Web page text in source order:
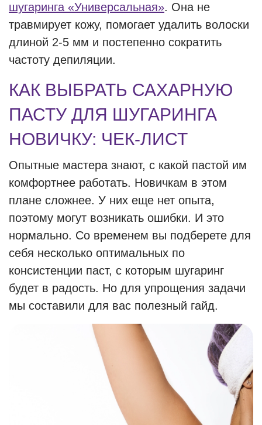
шугаринга «Универсальная». Она не
травмирует кожу, помогает удалить волоски
длиной 2-5 мм и постепенно сократить
частоту депиляции.
КАК ВЫБРАТЬ САХАРНУЮ
ПАСТУ ДЛЯ ШУГАРИНГА
НОВИЧКУ: ЧЕК-ЛИСТ
Опытные мастера знают, с какой пастой им
комфортнее работать. Новичкам в этом
плане сложнее. У них еще нет опыта,
поэтому могут возникать ошибки. И это
нормально. Со временем вы подберете для
себя несколько оптимальных по
консистенции паст, с которым шугаринг
будет в радость. Но для упрощения задачи
мы составили для вас полезный гайд.